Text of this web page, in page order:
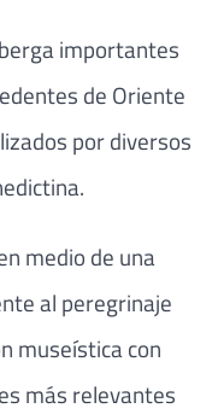
importantes
de Oriente
por diversos
medio de una
al peregrinaje
museística con
más relevantes